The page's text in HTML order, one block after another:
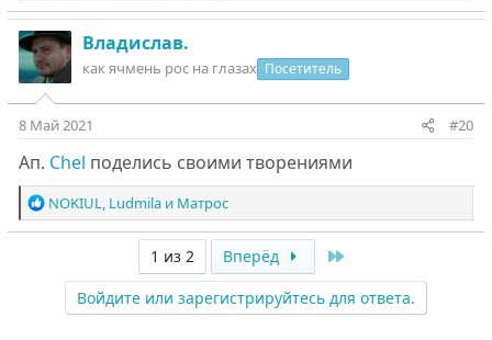
а
к
ц
и
и
:
Владислав.
как ячмень рос на глазах Посетитель
8 Май 2021 #20
Ап. Chel поделись своими творениями
Р
е
NOKIUL, Ludmilaи Матрос
1 из 2 Вперёд
Войдите или зарегистрируйтесь для ответа.